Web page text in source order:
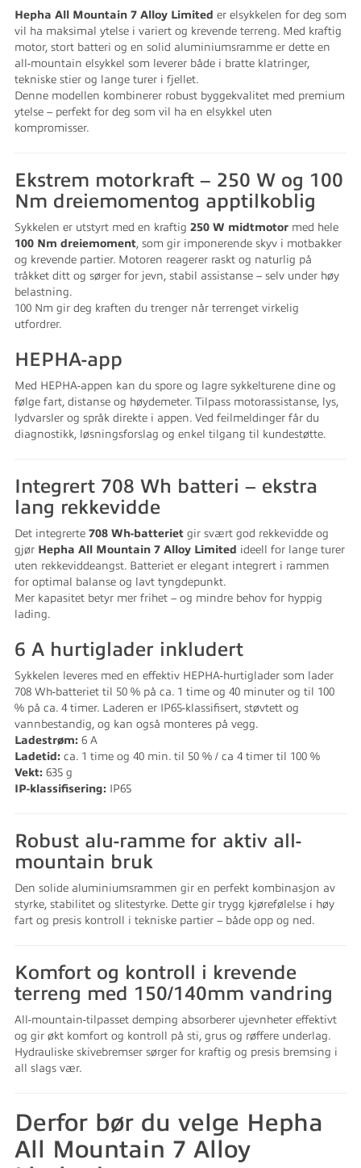
Hepha All Mountain 7 Alloy Limited er elsykkelen for deg som
vil ha maksimal ytelse i variert og krevende terreng. Med kraftig
motor, stort batteri og en solid aluminiumsramme er dette en
all-mountain elsykkel som leverer både i bratte klatringer,
tekniske stier og lange turer i fjellet.
Denne modellen kombinerer robust byggekvalitet med premium
ytelse – perfekt for deg som vil ha en elsykkel uten
kompromisser.
Ekstrem motorkraft – 250 W og 100
Nm dreiemomentog apptilkoblig
Sykkelen er utstyrt med en kraftig 250 W midtmotor med hele
100 Nm dreiemoment, som gir imponerende skyv i motbakker
og krevende partier. Motoren reagerer raskt og naturlig på
tråkket ditt og sørger for jevn, stabil assistanse – selv under høy
belastning.
100 Nm gir deg kraften du trenger når terrenget virkelig
utfordrer.
HEPHA-app
Med HEPHA-appen kan du spore og lagre sykkelturene dine og
følge fart, distanse og høydemeter. Tilpass motorassistanse, lys,
lydvarsler og språk direkte i appen. Ved feilmeldinger får du
diagnostikk, løsningsforslag og enkel tilgang til kundestøtte.
Integrert 708 Wh batteri – ekstra
lang rekkevidde
Det integrerte 708 Wh-batteriet gir svært god rekkevidde og
gjør Hepha All Mountain 7 Alloy Limited ideell for lange turer
uten rekkeviddeangst. Batteriet er elegant integrert i rammen
for optimal balanse og lavt tyngdepunkt.
Mer kapasitet betyr mer frihet – og mindre behov for hyppig
lading.
6 A hurtiglader inkludert
Sykkelen leveres med en effektiv HEPHA-hurtiglader som lader
708 Wh-batteriet til 50 % på ca. 1 time og 40 minuter og til 100
% på ca. 4 timer. Laderen er IP65-klassifisert, støvtett og
vannbestandig, og kan også monteres på vegg.
Ladestrøm: 6 A
Ladetid: ca. 1 time og 40 min. til 50 % / ca 4 timer til 100 %
Vekt: 635 g
IP-klassifisering: IP65
Robust alu-ramme for aktiv all-
mountain bruk
Den solide aluminiumsrammen gir en perfekt kombinasjon av
styrke, stabilitet og slitestyrke. Dette gir trygg kjørefølelse i høy
fart og presis kontroll i tekniske partier – både opp og ned.
Komfort og kontroll i krevende
terreng med 150/140mm vandring
All-mountain-tilpasset demping absorberer ujevnheter effektivt
og gir økt komfort og kontroll på sti, grus og røffere underlag.
Hydrauliske skivebremser sørger for kraftig og presis bremsing i
all slags vær.
Derfor bør du velge Hepha
All Mountain 7 Alloy